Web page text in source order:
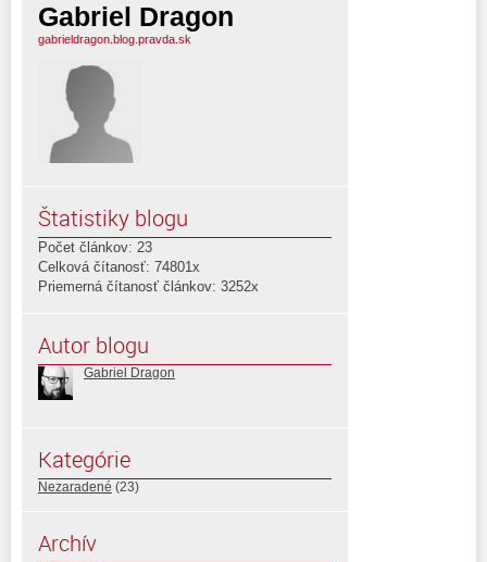
Gabriel Dragon
gabrieldragon.blog.pravda.sk
Štatistiky blogu
Počet článkov: 23
Celková čítanosť: 74801x
Priemerná čítanosť článkov: 3252x
Autor blogu
Gabriel Dragon
Kategórie
Nezaradené (23)
Archív